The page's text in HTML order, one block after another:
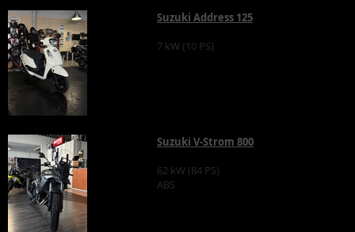
Suzuki Address 125
7 kW (10 PS)
Suzuki V-Strom 800
62 kW (84 PS)
ABS